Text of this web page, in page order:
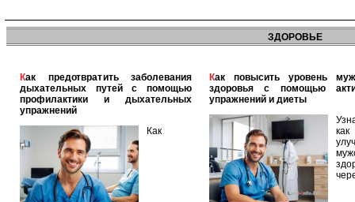
ЗДОРОВЬЕ
Как предотвратить заболевания
дыхательных путей с помощью
профилактики и дыхательных
упражнений
Как
Как повысить уровень мужского
здоровья с помощью
упражнений и диеты
как